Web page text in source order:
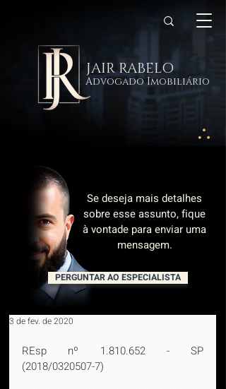
JAIR RABELO
Advogado Imobiliário
Se deseja mais detalhes
sobre esse assunto, fique
à vontade para enviar uma
mensagem.
PERGUNTAR AO ESPECIALISTA
3 de fev. de 2020
REsp nº 1.810.652 - SP
(2018/0320507-7)